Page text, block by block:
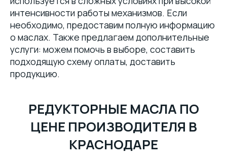
интенсивности работы механизмов. Если
необходимо, предоставим полную информацию
о маслах. Также предлагаем дополнительные
услуги: можем помочь в выборе, составить
подходящую схему оплаты, доставить
продукцию.
РЕДУКТОРНЫЕ МАСЛА ПО
ЦЕНЕ ПРОИЗВОДИТЕЛЯ В
КРАСНОДАРЕ